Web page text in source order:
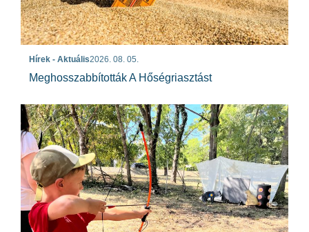
Hírek - Aktuális2026. 08. 05.
Meghosszabbították A Hőségriasztást